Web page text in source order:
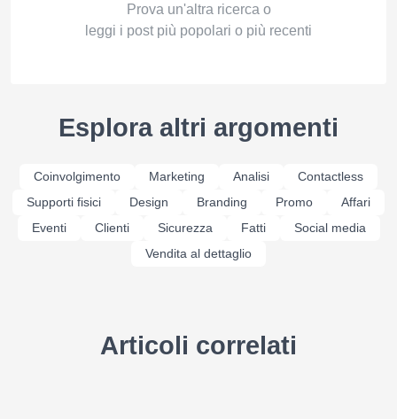
Prova un'altra ricerca o
leggi i post più popolari o più recenti
Esplora altri argomenti
Coinvolgimento Marketing Analisi
Contactless
Supporti fisici
Design Branding Promo
Affari
Eventi
Clienti Sicurezza Fatti
Social media
Vendita al dettaglio
Articoli correlati